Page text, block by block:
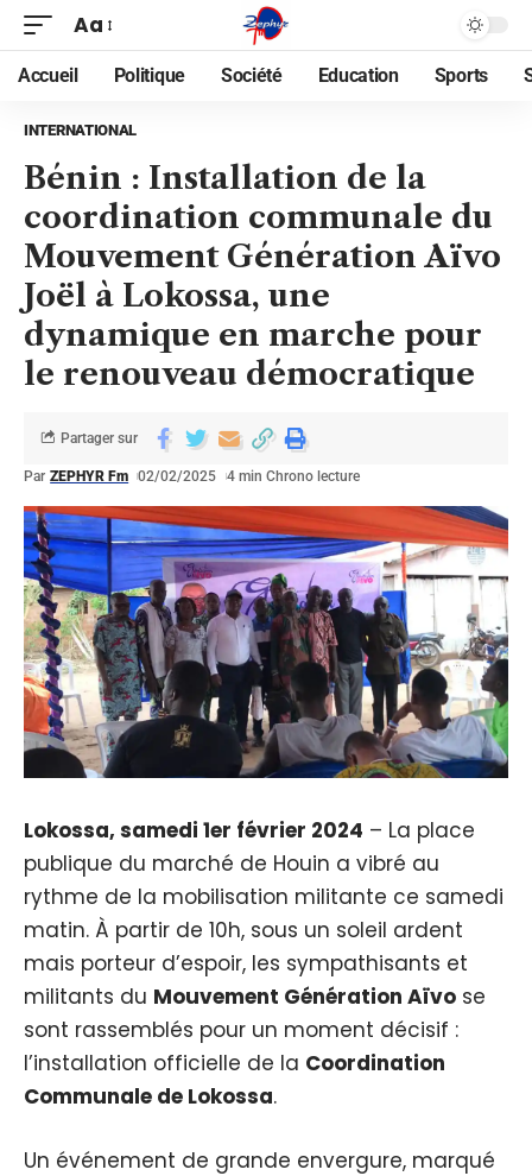
Aa
Accueil Politique Société Education Sports
INTERNATIONAL
Bénin : Installation de la
coordination communale du
Mouvement Génération Aïvo
Joël à Lokossa, une
dynamique en marche pour
le renouveau démocratique
Par ZEPHYR Fm 02/02/2025 4 min Chrono lecture
Partager sur
Lokossa, samedi 1er février 2024 – La place
publique du marché de Houin a vibré au
rythme de la mobilisation militante ce samedi
matin. À partir de 10h, sous un soleil ardent
mais porteur d’espoir, les sympathisants et
militants du Mouvement Génération Aïvo se
sont rassemblés pour un moment décisif :
l’installation officielle de la Coordination
Communale de Lokossa.
Un événement de grande envergure, marqué